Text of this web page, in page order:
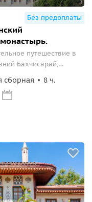
Без предоплаты
путешествие в
Бахчисарай,
и сегодня
загадочностью и
сборная 8 ч.